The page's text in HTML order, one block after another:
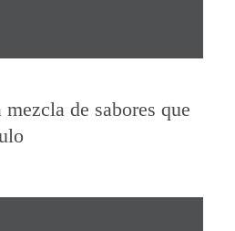
de sabores que